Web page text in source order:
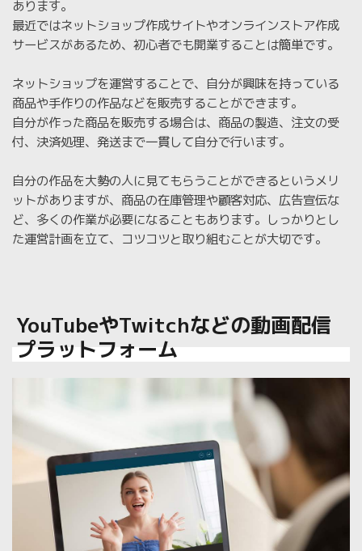
あります。
最近ではネットショップ作成サイトやオンラインストア作成
サービスがあるため、初心者でも開業することは簡単です。
ネットショップを運営することで、自分が興味を持っている
商品や手作りの作品などを販売することができます。
自分が作った商品を販売する場合は、商品の製造、注文の受
付、決済処理、発送まで一貫して自分で行います。
自分の作品を大勢の人に見てもらうことができるというメリ
ットがありますが、商品の在庫管理や顧客対応、広告宣伝な
ど、多くの作業が必要になることもあります。しっかりとし
た運営計画を立て、コツコツと取り組むことが大切です。
YouTubeやTwitchなどの動画配信
プラットフォーム